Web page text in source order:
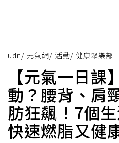
udn/ 元氣網/ 活動/ 健康聚樂部
【元氣一日課
動？腰背、肩
肪狂飆！7個
快速燃脂又健